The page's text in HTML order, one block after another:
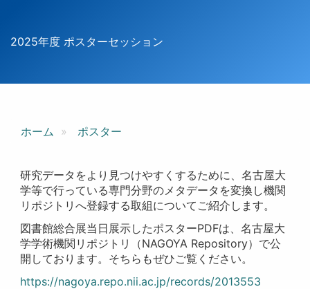
2025年度 ポスターセッション
ホーム ポスター
研究データをより見つけやすくするために、名古屋大
学等で行っている専門分野のメタデータを変換し機関
リポジトリへ登録する取組についてご紹介します。
図書館総合展当日展示したポスターPDFは、名古屋大
学学術機関リポジトリ（NAGOYA Repository）で公
開しております。そちらもぜひご覧ください。
https://nagoya.repo.nii.ac.jp/records/2013553